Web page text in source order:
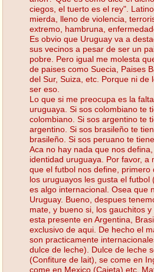
ciegos, el tuerto es el rey".
mierda, lleno de violencia,
extremo, hambruna,
Es obvio que Uruguay va a
sus vecinos a pesar de ser un
pobre. Pero igual me molesta
de paises como Suecia, Paises
del Sur, Suiza, etc. Porque ni de
ser eso.
Lo que si me preocupa es la
uruguaya. Si sos colombiano te
colombiano. Si sos argentino te
argentino. Si sos brasileño te
brasileño. Si sos peruano te
Aca no hay nada que nos
identidad uruguaya. Por favor, a
que el futbol nos define, primero
los uruguayos les gusta el futbol
es algo internacional. Osea que
Uruguay. Bueno, despues
mate, y bueno si, los gauchitos
esta presente en Argentina,
exclusivo de aqui. De hecho el
son practicamente
dulce de leche). Dulce de leche
(Confiture de lait), se come en
come en Mexico (Cajeta) etc.